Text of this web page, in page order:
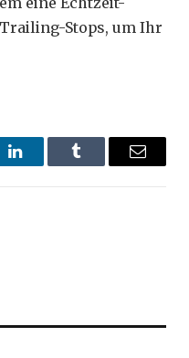
Stops, um Ihr
LinkedInTumblr Email